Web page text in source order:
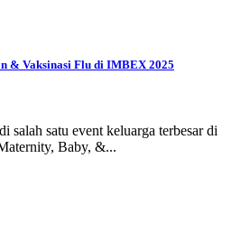
& Vaksinasi Flu di IMBEX 2025
salah satu event keluarga terbesar di
Baby, &...